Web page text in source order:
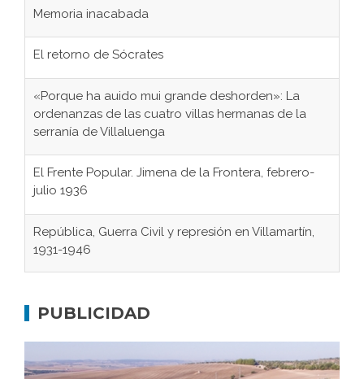
Memoria inacabada
El retorno de Sócrates
«Porque ha auido mui grande deshorden»: La
ordenanzas de las cuatro villas hermanas de la
serranía de Villaluenga
El Frente Popular. Jimena de la Frontera, febrero-
julio 1936
República, Guerra Civil y represión en Villamartín,
1931-1946
concentración nazis
Bornos
PUBLICIDAD